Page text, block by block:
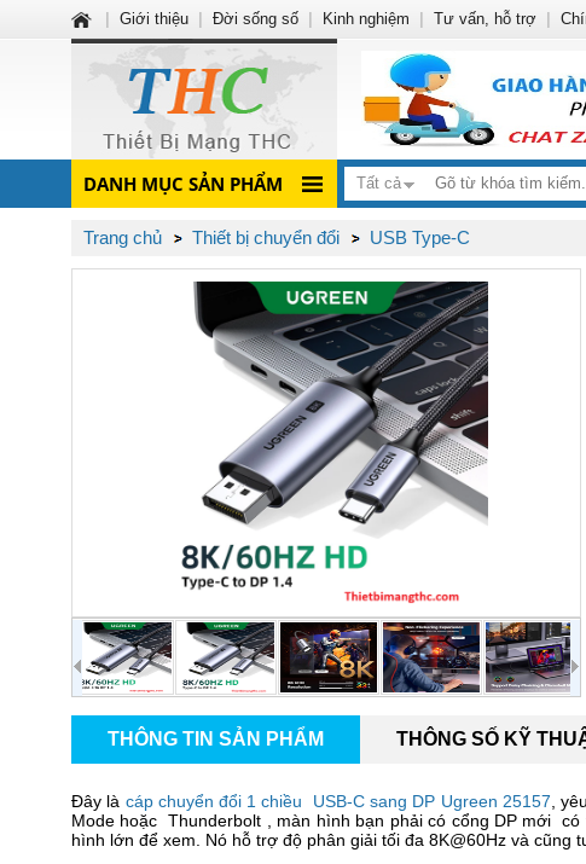
DANH MỤC SẢN PHẨM Tất cả
Trang chủ Thiết bị chuyển đổi USB Type-C
THÔNG TIN SẢN PHẨM THÔNG SỐ KỸ
Đây là cáp chuyển đổi 1 chiều USB-C sang DP Ugreen 25157 ,
Mode hoặc Thunderbolt , màn hình bạn phải có cổng DP mới
hình lớn để xem. Nó hỗ trợ độ phân giải tối đa 8K@60Hz và cũng
Giới thiệu Đời sống số Kinh nghiệm Tư vấn, hỗ trợ